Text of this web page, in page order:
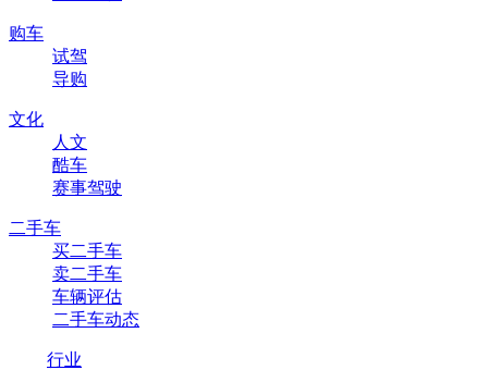
购车
试驾
导购
文化
人文
酷车
赛事驾驶
二手车
买二手车
卖二手车
车辆评估
二手车动态
行业